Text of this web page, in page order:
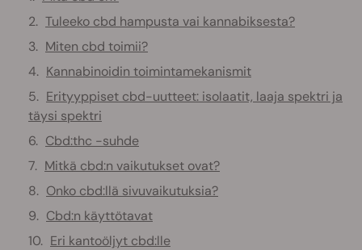
Tuleeko cbd hampusta vai kannabiksesta?
Miten cbd toimii?
Kannabinoidin toimintamekanismit
Erityyppiset cbd-uutteet: isolaatit, laaja spektri ja
täysi spektri
Cbd:thc -suhde
Mitkä cbd:n vaikutukset ovat?
Onko cbd:llä sivuvaikutuksia?
Cbd:n käyttötavat
Eri kantoöljyt cbd:lle